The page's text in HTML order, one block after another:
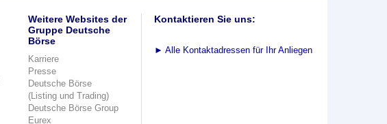
Weitere Websites der
Gruppe Deutsche
Börse
Karriere
Presse
Deutsche Börse
(Listing und Trading)
Deutsche Börse Group
Eurex
Kontaktieren Sie uns:
► Alle Kontaktadressen für Ihr Anliegen